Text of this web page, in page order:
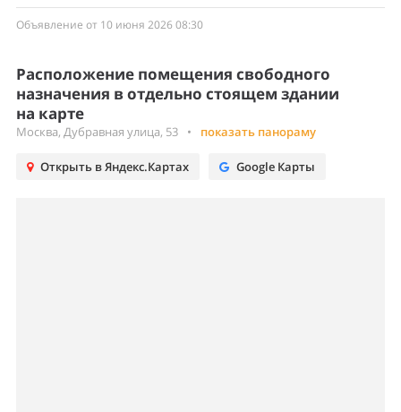
Объявление от 10 июня 2026 08:30
Расположение помещения свободного
назначения в отдельно стоящем здании
на карте
Москва, Дубравная улица, 53 • показать панораму
Открыть в Яндекс.Картах Google Карты